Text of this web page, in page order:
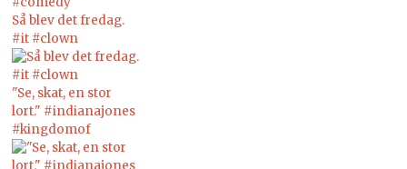
Så blev det fredag.
#it #clown
"Se, skat, en stor
lort." #indianajones
#kingdomof